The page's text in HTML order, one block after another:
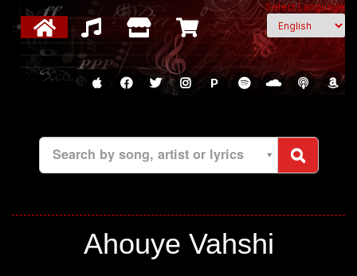
Select Language
P
Search by song, artist or lyrics
Ahouye Vahshi